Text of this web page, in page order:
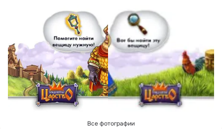
Все фотографии